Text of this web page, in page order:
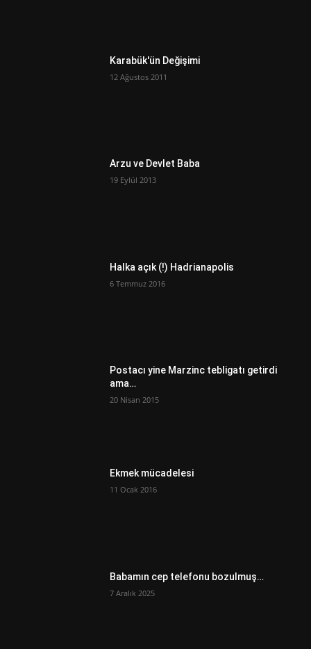
Karabük'ün Değişimi
12 Ağustos 2011
Arzu ve Devlet Baba
19 Eylül 2013
Halka açık (!) Hadrianapolis
6 Temmuz 2016
Postacı yine Marzinc tebligatı getirdi
ama…
20 Nisan 2015
Ekmek mücadelesi
11 Ocak 2016
Babamın cep telefonu bozulmuş…
7 Aralık 2025